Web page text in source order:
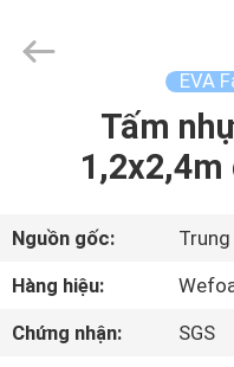
TRANG
CÁC
SẢN
PHẨM
Co.,Ltd.
EVA
Tấm
1,2x2,4m
Nguồn gốc:
Hàng hiệu:
Chứng nhận:
SGS